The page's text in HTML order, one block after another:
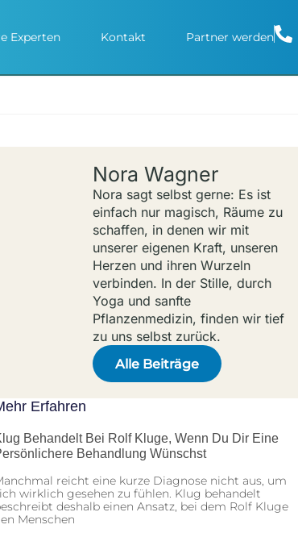
Experten Kontakt Partner werden
Nora Wagner
Nora sagt selbst gerne: Es ist
einfach nur magisch, Räume zu
schaffen, in denen wir mit
unserer eigenen Kraft, unseren
Herzen und ihren Wurzeln
verbinden. In der Stille, durch
Yoga und sanfte
Pflanzenmedizin, finden wir tief
zu uns selbst zurück.
Alle Beiträge
Erfahren
Behandelt Bei Rolf Kluge, Wenn Du Dir Eine
Behandlung Wünschst
reicht eine kurze Diagnose nicht aus, um
wirklich gesehen zu fühlen. Klug behandelt
deshalb einen Ansatz, bei dem Rolf Kluge
Menschen